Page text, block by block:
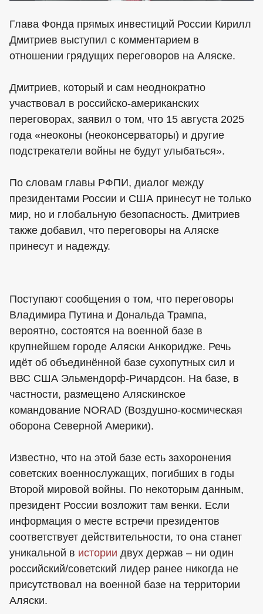
Глава Фонда прямых инвестиций России Кирилл
Дмитриев выступил с комментарием в
отношении грядущих переговоров на Аляске.
Дмитриев, который и сам неоднократно
участвовал в российско-американских
переговорах, заявил о том, что 15 августа 2025
года «неоконы (неоконсерваторы) и другие
подстрекатели войны не будут улыбаться».
По словам главы РФПИ, диалог между
президентами России и США принесут не только
мир, но и глобальную безопасность. Дмитриев
также добавил, что переговоры на Аляске
принесут и надежду.
Поступают сообщения о том, что переговоры
Владимира Путина и Дональда Трампа,
вероятно, состоятся на военной базе в
крупнейшем городе Аляски Анкоридже. Речь
идёт об объединённой базе сухопутных сил и
ВВС США Эльмендорф-Ричардсон. На базе, в
частности, размещено Аляскинское
командование NORAD (Воздушно-космическая
оборона Северной Америки).
Известно, что на этой базе есть захоронения
советских военнослужащих, погибших в годы
Второй мировой войны. По некоторым данным,
президент России возложит там венки. Если
информация о месте встречи президентов
соответствует действительности, то она станет
уникальной в истории двух держав – ни один
российский/советский лидер ранее никогда не
присутствовал на военной базе на территории
Аляски.